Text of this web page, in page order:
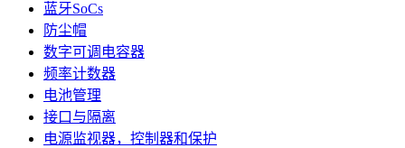
蓝牙SoCs
防尘帽
数字可调电容器
频率计数器
电池管理
接口与隔离
电源监视器，控制器和保护